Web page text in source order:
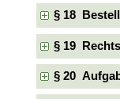
§ 18
§ 19
§ 20